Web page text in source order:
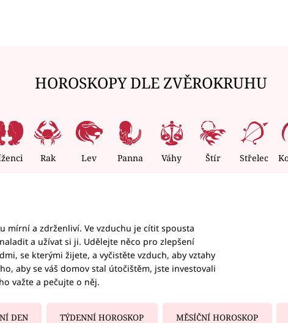
HOROSKOPY DLE ZVĚROKRUHU
Rak Lev Panna Váhy Štír Střelec
mírní a zdrženliví. Ve vzduchu je cítit spousta
a užívat si ji. Udělejte něco pro zlepšení
se kterými žijete, a vyčistěte vzduch, aby vztahy
aby se váš domov stal útočištěm, jste investovali
važte a pečujte o něj.
DEN TÝDENNÍ HOROSKOP MĚSÍČNÍ HOROSKOP